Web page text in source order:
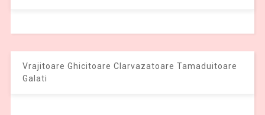
Vrajitoare Ghicitoare Clarvazatoare Tamaduitoare
Galati